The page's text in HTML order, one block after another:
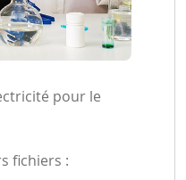
pour le
fichiers :